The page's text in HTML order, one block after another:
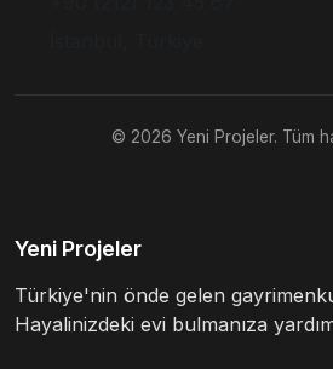
© 2026 Yeni Projeler. Tüm
Yeni Projeler
Türkiye'nin önde gelen
Hayalinizdeki evi bulmanıza